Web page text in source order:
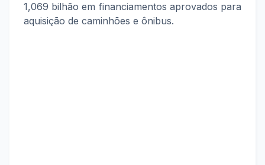
1,069 bilhão em financiamentos aprovados para
aquisição de caminhões e ônibus.